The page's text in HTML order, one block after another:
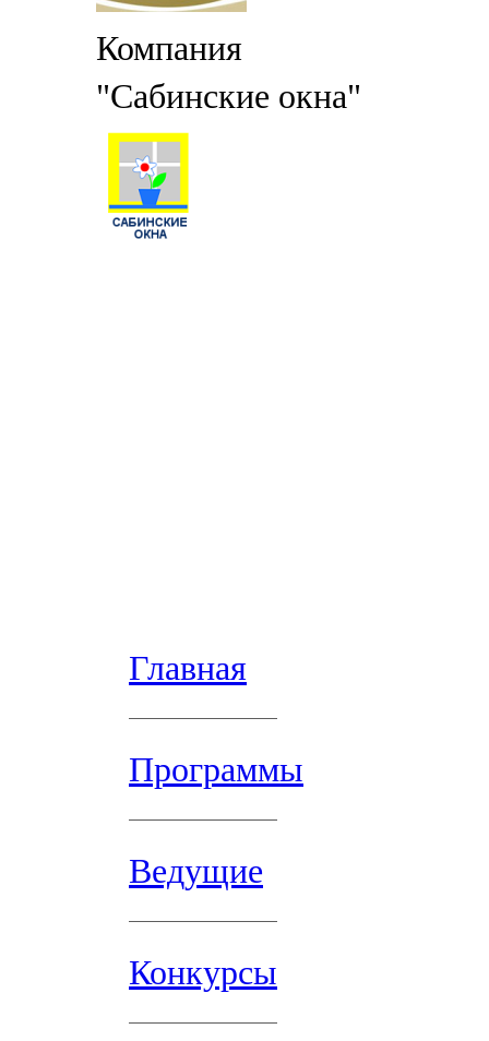
Компания
"Сабинские окна"
Главная
Программы
Ведущие
Конкурсы